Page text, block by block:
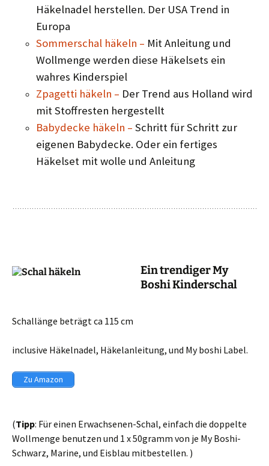
Häkelnadel herstellen. Der USA Trend in
Europa
Sommerschal häkeln – Mit Anleitung und
Wollmenge werden diese Häkelsets ein
wahres Kinderspiel
Zpagetti häkeln – Der Trend aus Holland wird
mit Stoffresten hergestellt
Babydecke häkeln – Schritt für Schritt zur
eigenen Babydecke. Oder ein fertiges
Häkelset mit wolle und Anleitung
Ein trendiger My
Boshi Kinderschal
Schallänge beträgt ca 115 cm
inclusive Häkelnadel, Häkelanleitung, und My boshi Label.
Zu Amazon
(Tipp: Für einen Erwachsenen-Schal, einfach die doppelte
Wollmenge benutzen und 1 x 50gramm von je My Boshi-
Schwarz, Marine, und Eisblau mitbestellen. )